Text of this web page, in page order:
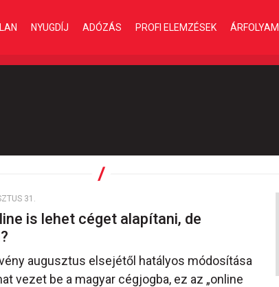
NYUGDÍJ ADÓZÁS PROFI ELEMZÉSEK ÁRFOLYAM
31.
is lehet céget alapítani, de
augusztus elsejétől hatályos módosítása
vezet be a magyar cégjogba, ez az „online